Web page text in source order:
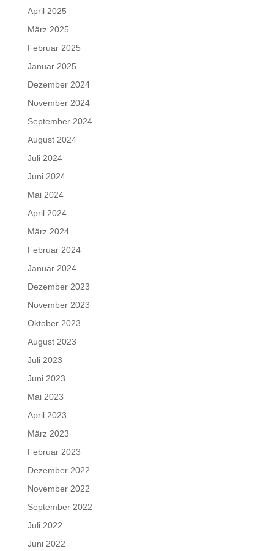
April 2025
März 2025
Februar 2025
Januar 2025
Dezember 2024
November 2024
September 2024
August 2024
Juli 2024
Juni 2024
Mai 2024
April 2024
März 2024
Februar 2024
Januar 2024
Dezember 2023
November 2023
Oktober 2023
August 2023
Juli 2023
Juni 2023
Mai 2023
April 2023
März 2023
Februar 2023
Dezember 2022
November 2022
September 2022
Juli 2022
Juni 2022